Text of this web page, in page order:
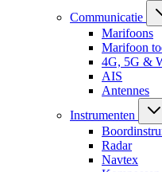
Communicatie
Marifoons
Marifoon
4G, 5G &
AIS
Antennes
Instrumenten
Radar
Navtex